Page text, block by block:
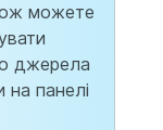
можете
джерела
на панелі